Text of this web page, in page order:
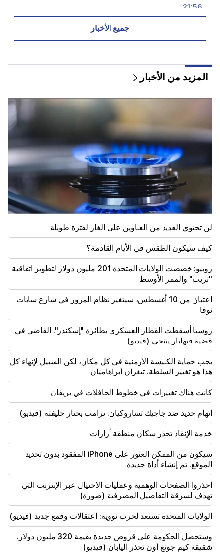
21:56
"أراد المجرم قطعة دونات من المستشفى." جور هاكوبيان
يصنع الكعك لابنه بيديه (فيديو)
وموسكو خلال الأيام العشرة المقبلة
سيتم تغريم المؤثرين بمبلغ 5000 دولار بسبب الإعلانات
20:38
من أنت لتنادي الكاثوليكوس باسم البركة؟ أمليان (فيديو)
سوف يتدفق المال مثل النهر. ستصبح علامات الأبراج الثلاثة
هذه غنية في أواخر أغسطس
19:36
حريق كبير في أحد المباني الشاهقة في سايات نوفا. وتم
إدارة حقوق الإنسان تعتبر تقرير اللجنة الدستورية بشأن
أرغام أبراهاميان غير مقبول
19:06
مطلوب كجزء من الإجراءات الجنائية
18:44
اتفاقية "تريب" والممر الأوسط
وأنا على استعداد للعمل من أجل تطوير العلاقات الثنائية.
وزير الخارجية الصيني ميرزويان
18:00
يجب أن أثبت أنني جدير في الملعب. مخيتاريان يتحدث عن
مستقبله في الإنتر.
17:42
باشينيان: اتفاقية حقوق الملكية الفكرية ستغير مكانة أرمينيا
في خريطة الاستثمار العالمية
17:34
تستعد بريطانيا العظمى لموجة حر جديدة. ستصل درجة
الحرارة إلى 36 درجة مئوية
17:00 مهم
سوف يبتعد الغرب عن أرمينيا. وحذر ميدفيديف يريفان
16:22
جميع الأخبار
المزيد من الأخبار
لن تحتوي العديد من العناوين على الغاز لفترة طويلة
كيف سيكون الطقس في الأيام القادمة؟
روبيو: خصصت الولايات المتحدة 201 مليون دولار لتطوير اتفاقية
"تريب" والممر الأوسط
اعتبارًا من 10 أغسطس، سيتغير نظام المرور في شارع سايات
نوفا
روسيا أسقطت القطار العسكري بطائرة "إسكندر". القاضي في
قضية فيهابار يتنحى (فيديو)
يجب حماية الكنيسة الأرمنية في كل مكان، لكن السبيل لإنهاء كل
هذا هو تغيير السلطة. تيغران أبراهاميان
كانت هناك تغييرات في خطوط الحافلات في يريفان
اتهام جديد ضد جاجيك تساروكيان. ترامب يختار خليفته (فيديو)
خدمة الإنقاذ تحذر سكان منطقة أرارات
سيكون من الممكن العثور على iPhone المفقود بدون تحديد
الموقع. تم إنشاء أداة جديدة
احذروا الصفحات الوهمية وعمليات الاحتيال عبر الإنترنت التي
تهدف لسرقة التفاصيل المصرفية (صورة)
الولايات المتحدة تستعد لحرب نووية: اعتقالات وقمع جديد (فيديو)
وستحصل الحكومة على قروض جديدة بقيمة 320 مليون دولار.
شقيقة كيم جونغ أون تحذر اليابان (فيديو)